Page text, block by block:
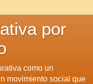
por
como un
movimiento social que